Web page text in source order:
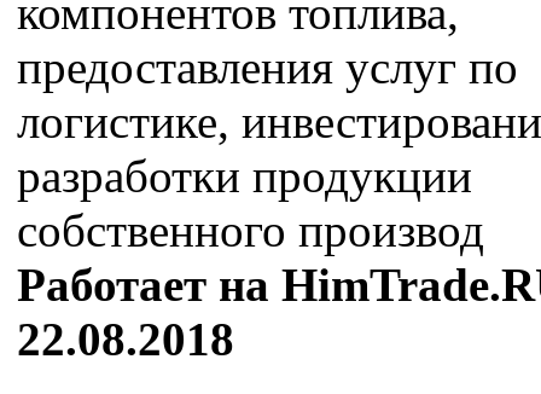
компонентов топлива,
предоставления услуг по
логистике,
разработки продукции
собственного производ
Работает на
22.08.2018